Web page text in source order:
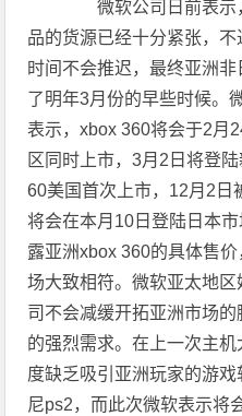
微软公司日前表示
品的货源已经十分紧张，
时间不会推迟，最终亚洲
了明年3月份的早些时候。
表示，xbox 360将会于2月
区同时上市，3月2日将登
60美国首次上市，12月2日
将会在本月10日登陆日本
露亚洲xbox 360的具体售
场大致相符。微软亚太地
司不会减缓开拓亚洲市场
的强烈需求。在上一次主
度缺乏吸引亚洲玩家的游
尼ps2，而此次微软表示将